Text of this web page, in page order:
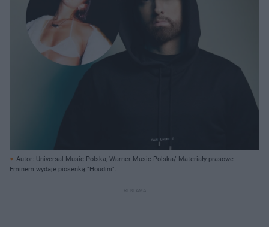
Autor: Universal Music Polska; Warner Music Polska/ Materiały prasowe
Eminem wydaje piosenką "Houdini".